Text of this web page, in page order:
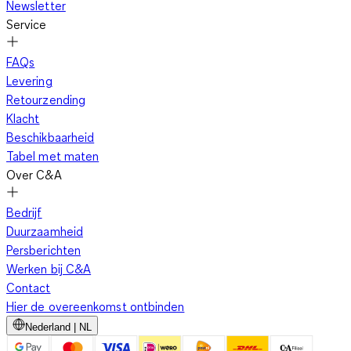
Nu wordt badmode echt spannend, want na het spelen in de
golven of het douchen trekken de kids en de teens snel hun
knusse badjassen voor meisjes van C&A met trendy patronen
aan. Denk aan een roze badjas met lange mouwen die een
vrolijke Minnie Mouse-print heeft.
meisjes zijn perfect voor op het strand of bij het zwembad en
zijn aangenaam geprijsd.
trendkleuren passen precies in de spannende wereld van de
kinderen en zijn dus een populaire keuze als het aankomt op
meisjes badjassen en pyjama’s Cartoons en stripfiguren
evenals populaire motieven, geven de badjassen een
charmante flair.
komen samen in de betoverende prints van de badjassen voor
meisjes.Vind goedkope badjassen voor meisjes met hoog
draagcomfort en gemakkelijk te onderhouden eigenschappen,
die je kind kan dragen over een
strand, evenals thuis over de pyjama. Vaak geldt, als je
vandaag besteld, je je meisjes badjas morgen al in huis hebt.
Newsletter
Service
FAQs
Levering
Retourzending
Klacht
Beschikbaarheid
Tabel met maten
Over C&A
Bedrijf
Duurzaamheid
Persberichten
Werken bij C&A
Contact
Hier de overeenkomst ontbinden
Nederland | NL